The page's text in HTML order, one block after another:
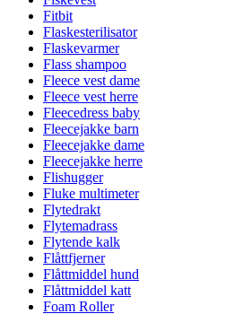
Fitbit
Flaskesterilisator
Flaskevarmer
Flass shampoo
Fleece vest dame
Fleece vest herre
Fleecedress baby
Fleecejakke barn
Fleecejakke dame
Fleecejakke herre
Flishugger
Fluke multimeter
Flytedrakt
Flytemadrass
Flytende kalk
Flåttfjerner
Flåttmiddel hund
Flåttmiddel katt
Foam Roller